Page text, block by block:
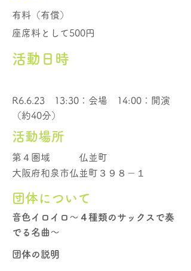
有料（有償）
座席料として500円
活動日時
R6.6.23 13:30：会場 14:00：開演
（約40分）
活動場所
第４圏域
仏並町
大阪府和泉市仏並町３９８－１
団体について
音色イロイロ～４種類のサックスで奏
でる名曲～
団体の説明